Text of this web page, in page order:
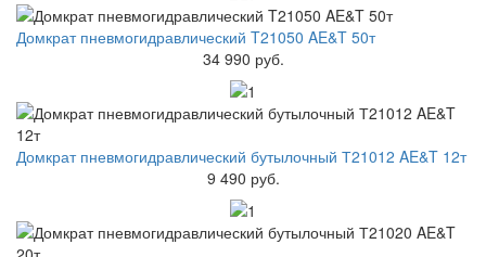
Домкрат пневмогидравлический T21050 AE&T 50т
34 990 руб.
Домкрат пневмогидравлический бутылочный Т21012 AE&T 12т
9 490 руб.